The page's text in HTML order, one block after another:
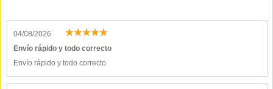
04/08/2026
Envío rápido y todo correcto
Envío rápido y todo correcto